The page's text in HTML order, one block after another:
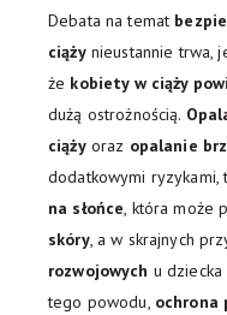
Debata na temat
ciążynieustannie trwa,
że kobiety w ciąży
dużą ostrożnością.
ciążyoraz opalanie
dodatkowymi ryzykami,
na słońce, która może
skóry, a w skrajnych
rozwojowych u dziecka
tego powodu, ochrona